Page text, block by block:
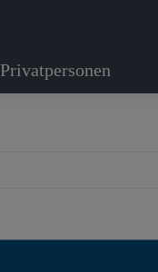
Privatpersonen